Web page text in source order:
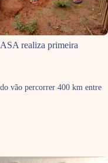
realiza primeira
vão percorrer 400 km entre